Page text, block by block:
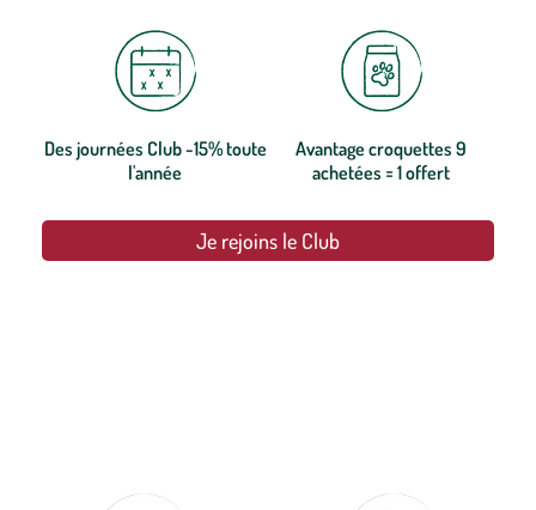
Des journées Club -15% toute
l'année
Avantage croquettes 9
achetées = 1 offert
Je rejoins le Club